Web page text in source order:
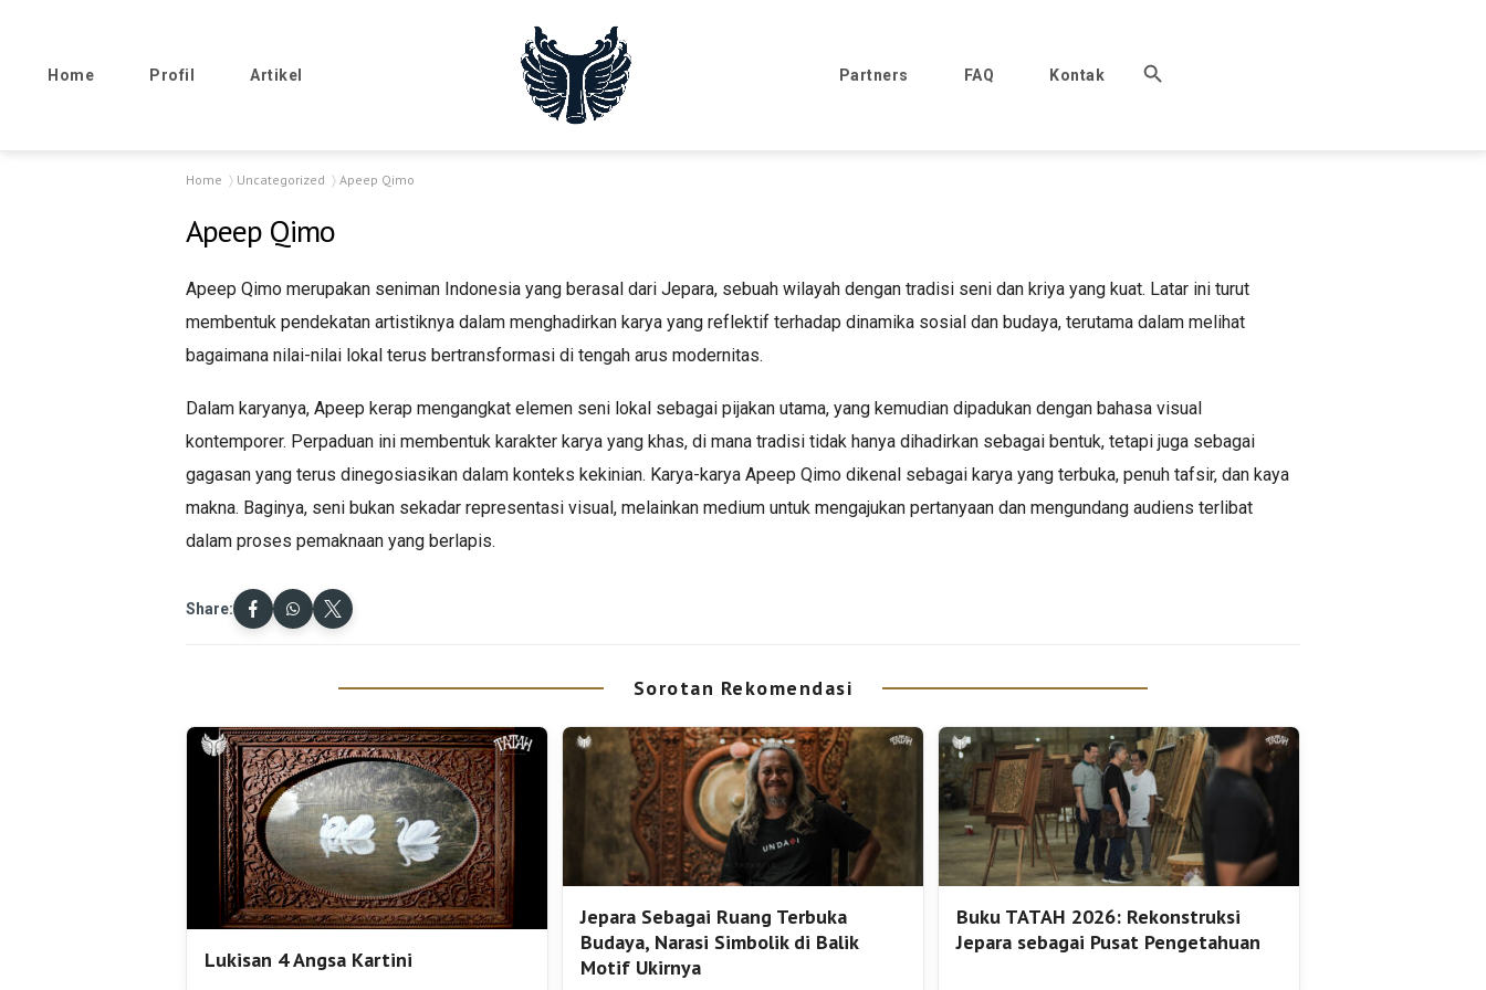
Home Profil Artikel Partners FAQ Kontak
Home Uncategorized Apeep Qimo
Apeep Qimo
Apeep Qimo merupakan seniman Indonesia yang berasal dari Jepara, sebuah wilayah dengan tradisi seni dan kriya yang kuat. Latar ini turut
membentuk pendekatan artistiknya dalam menghadirkan karya yang reflektif terhadap dinamika sosial dan budaya, terutama dalam melihat
bagaimana nilai-nilai lokal terus bertransformasi di tengah arus modernitas.
Dalam karyanya, Apeep kerap mengangkat elemen seni lokal sebagai pijakan utama, yang kemudian dipadukan dengan bahasa visual
kontemporer. Perpaduan ini membentuk karakter karya yang khas, di mana tradisi tidak hanya dihadirkan sebagai bentuk, tetapi juga sebagai
gagasan yang terus dinegosiasikan dalam konteks kekinian. Karya-karya Apeep Qimo dikenal sebagai karya yang terbuka, penuh tafsir, dan kaya
makna. Baginya, seni bukan sekadar representasi visual, melainkan medium untuk mengajukan pertanyaan dan mengundang audiens terlibat
dalam proses pemaknaan yang berlapis.
Share:
Sorotan Rekomendasi
Lukisan 4 Angsa Kartini
Jepara Sebagai Ruang Terbuka
Budaya, Narasi Simbolik di Balik
Motif Ukirnya
Buku TATAH 2026: Rekonstruksi
Jepara sebagai Pusat Pengetahuan